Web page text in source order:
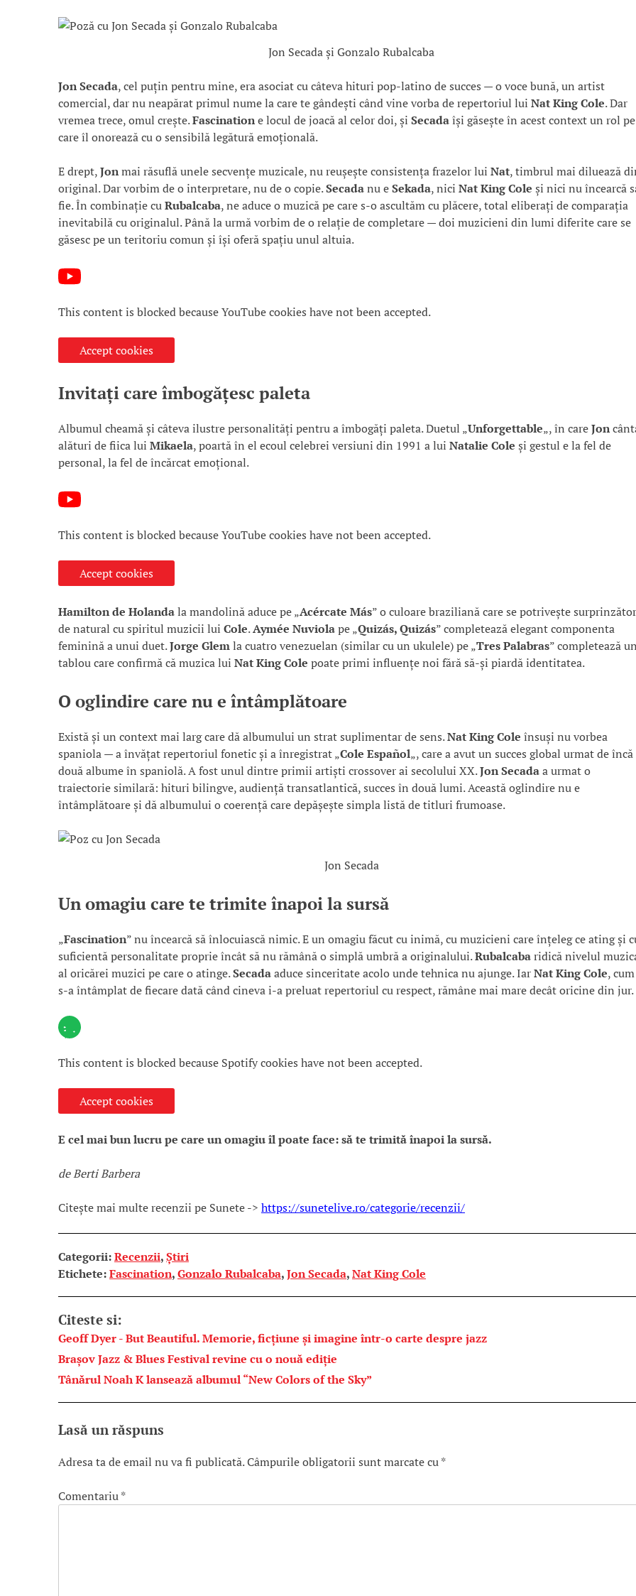
Jon Secada și Gonzalo Rubalcaba
Jon Secada, cel puțin pentru mine, era asociat cu câteva hituri pop-latino de succes — o voce bună, un artist
comercial, dar nu neapărat primul nume la care te gândești când vine vorba de repertoriul lui Nat King Cole. Dar
vremea trece, omul crește.Fascinatione locul de joacă al celor doi, și Secadaîși găsește în acest context un rol pe
care îl onorează cu o sensibilă legătură emoțională.
E drept,Jonmai răsuflă unele secvențe muzicale, nu reușește consistența frazelor lui Nat, timbrul mai diluează
original. Dar vorbim de o interpretare, nu de o copie.Secadanu eSekada, nici Nat King Cole și nici nu încearcă
fie. În combinație cuRubalcaba, ne aduce o muzică pe care s-o ascultăm cu plăcere, total eliberați de comparația
inevitabilă cu originalul. Până la urmă vorbim de o relație de completare — doi muzicieni din lumi diferite care se
găsesc pe un teritoriu comun și își oferă spațiu unul altuia.
This content is blocked because YouTube cookies have not been accepted.
Accept cookies
Invitați care îmbogățesc paleta
Albumul cheamă și câteva ilustre personalități pentru a îmbogăți paleta. Duetul „Unforgettable„, în careJon
alături de fiica lui Mikaela, poartă în el ecoul celebrei versiuni din 1991 a lui Natalie Cole și gestul e la fel de
personal, la fel de încărcat emoțional.
This content is blocked because YouTube cookies have not been accepted.
Accept cookies
Hamilton de Holandala mandolină aduce pe „Acércate Más” o culoare braziliană care se potrivește surprinzător
de natural cu spiritul muzicii lui Cole.Aymée Nuviolape „Quizás, Quizás” completează elegant componenta
feminină a unui duet.Jorge Glemla cuatro venezuelan (similar cu un ukulele) pe „Tres Palabras” completează
tablou care confirmă că muzica lui Nat King Cole poate primi influențe noi fără să-și piardă identitatea.
O oglindire care nu e întâmplătoare
Există și un context mai larg care dă albumului un strat suplimentar de sens.Nat King Cole însuși nu vorbea
spaniola — a învățat repertoriul fonetic și a înregistrat „Cole Español„, care a avut un succes global urmat de încă
două albume în spaniolă. A fost unul dintre primii artiști crossover ai secolului XX.Jon Secadaa urmat o
traiectorie similară: hituri bilingve, audiență transatlantică, succes în două lumi. Această oglindire nu e
întâmplătoare și dă albumului o coerență care depășește simpla listă de titluri frumoase.
Jon Secada
Un omagiu care te trimite înapoi la sursă
„Fascination” nu încearcă să înlocuiască nimic. E un omagiu făcut cu inimă, cu muzicieni care înțeleg ce ating și
suficientă personalitate proprie încât să nu rămână o simplă umbră a originalului.Rubalcabaridică nivelul
al oricărei muzici pe care o atinge.Secadaaduce sinceritate acolo unde tehnica nu ajunge. IarNat King Cole, cum
s-a întâmplat de fiecare dată când cineva i-a preluat repertoriul cu respect, rămâne mai mare decât oricine din jur.
This content is blocked because Spotify cookies have not been accepted.
Accept cookies
E cel mai bun lucru pe care un omagiu îl poate face: să te trimită înapoi la sursă.
de Berti Barbera
Citește mai multe recenzii pe Sunete -> https://sunetelive.ro/categorie/recenzii/
Categorii:Recenzii,Știri
Etichete:Fascination,Gonzalo Rubalcaba,Jon Secada,Nat King Cole
Citeste si:
Geoff Dyer - But Beautiful. Memorie, ficțiune și imagine într-o carte despre jazz
Brașov Jazz & Blues Festival revine cu o nouă ediție
Tânărul Noah K lansează albumul “New Colors of the Sky”
Lasă un răspuns
Adresa ta de email nu va fi publicată.Câmpurile obligatorii sunt marcate cu*
Comentariu*